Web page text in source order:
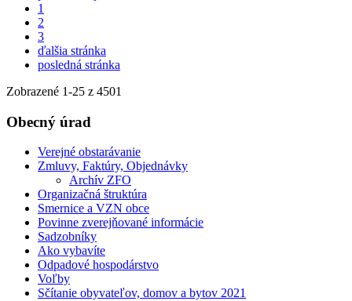
1
2
3
ďalšia stránka
posledná stránka
Zobrazené 1-25 z 4501
Obecný úrad
Verejné obstarávanie
Zmluvy, Faktúry, Objednávky
Archív ZFO
Organizačná štruktúra
Smernice a VZN obce
Povinne zverejňované informácie
Sadzobníky
Ako vybavíte
Odpadové hospodárstvo
Voľby
Sčítanie obyvateľov, domov a bytov 2021